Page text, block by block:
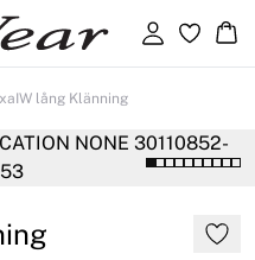
Logga in
lång Klänning